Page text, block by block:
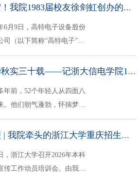
活动。大小朋友们暂别城市
营地，共度温馨快乐的节日
抵达营地后...
祝贺！我院1983届校友徐剑虹创办的高特电子成功上市
6月9日，高特电子设备股份
司（以下简称“高特电子”）
所创业板正式挂牌上市。该
浙江大学信息与电子工程学
。浙江大学信电学院党委书
、浙江大学校...
春华秋实三十载——记浙大信电学院1996届电子工程专业同学会
年前，52个年轻人从四面八
。他们朝气蓬勃，怀揣梦想
大西溪校区的大门，相逢在
学楼电子工程系。四年青春
织同窗情谊。那段难忘的大
，像阳光雨露，...
喜报 | 我院牵头的浙江大学重庆招生组荣获2025年招生宣传工作先进集体一等...
，浙江大学召开2026年本科
传工作动员培训会。由我院